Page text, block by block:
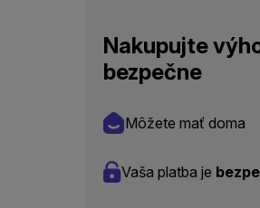
Nakupujte
bezpečne
Môžete mať doma
Vaša platba je